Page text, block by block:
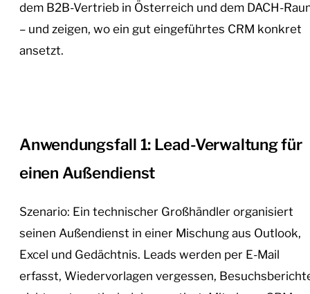
dem B2B-Vertrieb in Österreich und dem DACH-
– und zeigen, wo ein gut eingeführtes CRM konkret
ansetzt.
Anwendungsfall 1: Lead-Verwaltung für
einen Außendienst
Szenario: Ein technischer Großhändler organisiert
seinen Außendienst in einer Mischung aus Outlook,
Excel und Gedächtnis. Leads werden per E-Mail
erfasst, Wiedervorlagen vergessen,